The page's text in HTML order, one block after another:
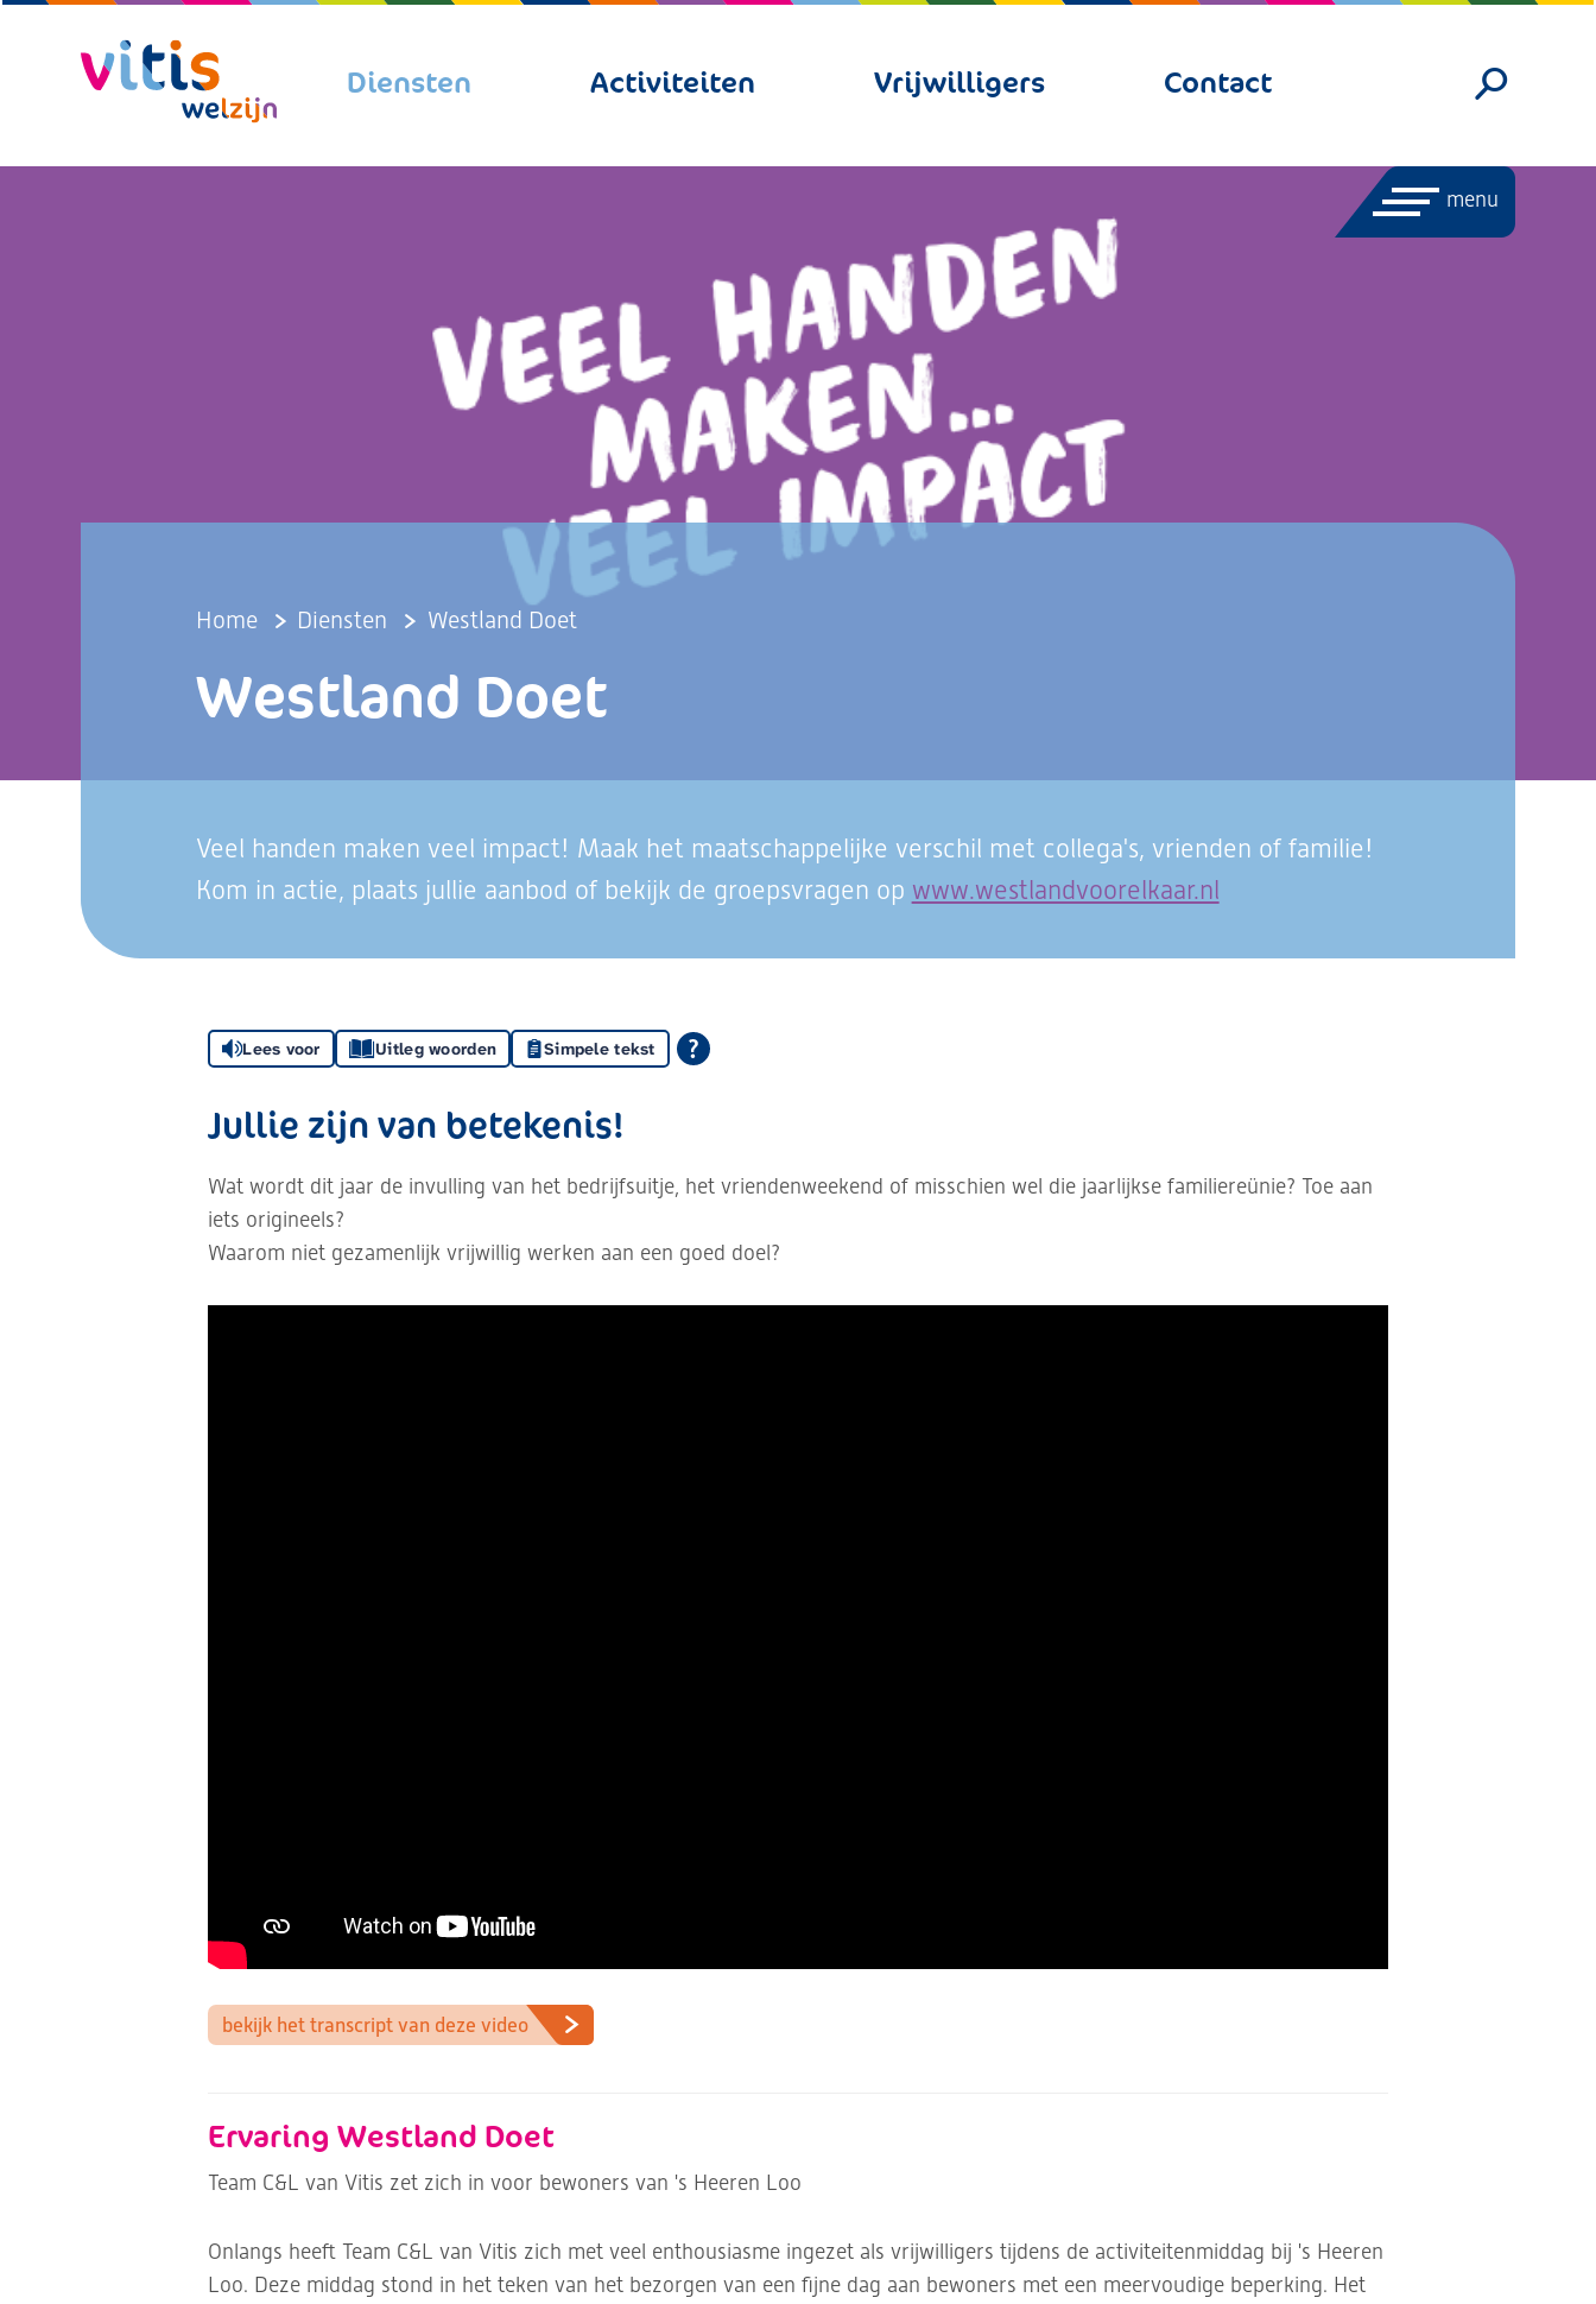
Diensten Activiteiten Vrijwilligers Contact
menu
Home Diensten Westland Doet
Westland Doet
Veel handen maken veel impact! Maak het maatschappelijke verschil met collega's, vrienden of familie!
Kom in actie, plaats jullie aanbod of bekijk de groepsvragen op www.westlandvoorelkaar.nl
Lees voor Uitleg woorden Simpele tekst
Jullie zijn van betekenis!
Wat wordt dit jaar de invulling van het bedrijfsuitje, het vriendenweekend of misschien wel die jaarlijkse familiereünie? Toe aan
iets origineels?
Waarom niet gezamenlijk vrijwillig werken aan een goed doel?
bekijk het transcript van deze video
Ervaring Westland Doet
Team C&L van Vitis zet zich in voor bewoners van 's Heeren Loo
Onlangs heeft Team C&L van Vitis zich met veel enthousiasme ingezet als vrijwilligers tijdens de activiteitenmiddag bij 's Heeren
Loo. Deze middag stond in het teken van het bezorgen van een fijne dag aan bewoners met een meervoudige beperking. Het